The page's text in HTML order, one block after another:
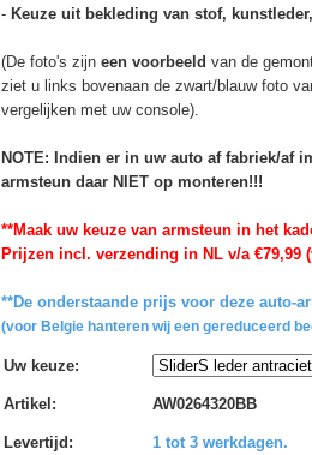
- Keuze uit bekleding van stof,
(De foto's zijn een voorbeeld van de
ziet u links bovenaan de zwart/blauw foto
vergelijken met uw console).
NOTE: Indien er in uw auto af fabriek/af
armsteun daar NIET op monteren!!!
**Maak uw keuze van armsteun in het
Prijzen incl. verzending in NL v/a €79,99
**De onderstaande prijs voor deze auto-
(voor Belgie hanteren wij een gereduceerd
Uw keuze:
Artikel : AW0264320BB
Levertijd :
1 tot 3 werkdagen.